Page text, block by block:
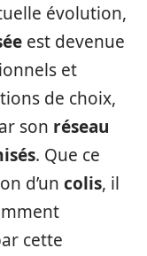
évolution,
est devenue
et
de choix,
son réseau
. Que ce
d’un colis, il
cette